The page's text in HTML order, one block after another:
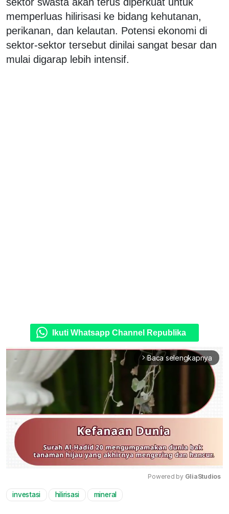
memperluas hilirisasi ke bidang kehutanan,
perikanan, dan kelautan. Potensi ekonomi di
sektor-sektor tersebut dinilai sangat besar dan
mulai digarap lebih intensif.
Ikuti Whatsapp Channel Republika
arrow_forward_ios Baca selengkapnya
Powered by GliaStudios
investasi hilirisasi mineral